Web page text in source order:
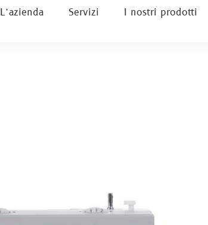
L’azienda Servizi I nostri prodotti